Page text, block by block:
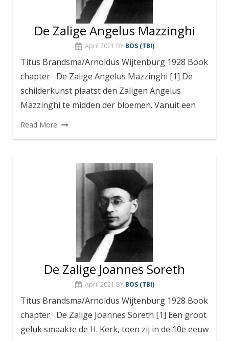
De Zalige Angelus Mazzinghi
April 2021 BY BOS (TBI)
Titus Brandsma/Arnoldus Wijtenburg 1928 Book
chapter De Zalige Angelus Mazzinghi [1] De
schilderkunst plaatst den Zaligen Angelus
Mazzinghi te midden der bloemen. Vanuit een
Read More
De Zalige Joannes Soreth
April 2021 BY BOS (TBI)
Titus Brandsma/Arnoldus Wijtenburg 1928 Book
chapter De Zalige Joannes Soreth [1] Een groot
geluk smaakte de H. Kerk, toen zij in de 10e eeuw